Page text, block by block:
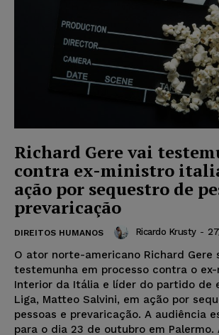
Richard Gere vai
contra ex-ministro
ação por sequestro de
prevaricação
DIREITOS HUMANOS Ricardo Krusty -
O ator norte-americano Richard Gere
testemunha em processo contra o
Interior da Itália e líder do partido de
Liga, Matteo Salvini, em ação por
pessoas e prevaricação. A audiência
para o dia 23 de outubro em Palermo.